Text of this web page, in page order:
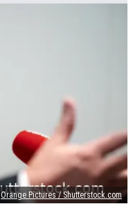
Orange Pictures / Shutterstock.com